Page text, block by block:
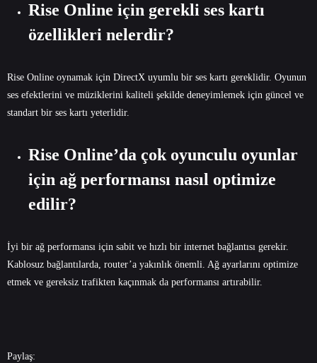
Rise Online için gerekli ses kartı
özellikleri nelerdir?
Rise Online oynamak için DirectX uyumlu bir ses kartı gereklidir. Oyunun
ses efektlerini ve müziklerini kaliteli şekilde deneyimlemek için güncel ve
standart bir ses kartı yeterlidir.
Rise Online’da çok oyunculu oyunlar
için ağ performansı nasıl optimize
edilir?
İyi bir ağ performansı için sabit ve hızlı bir internet bağlantısı gerekir.
Kablosuz bağlantılarda, router’a yakınlık önemli. Ağ ayarlarını optimize
etmek ve gereksiz trafikten kaçınmak da performansı artırabilir.
Paylaş: